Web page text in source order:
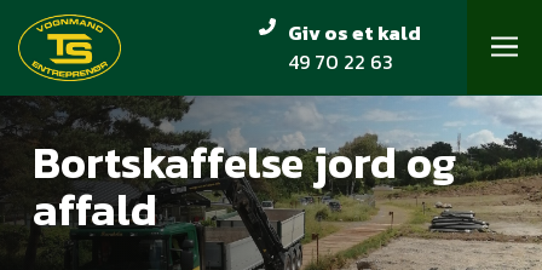
main
content
Giv os et kald
49 70 22 63
Bortskaffelse jord og
affald
Menu